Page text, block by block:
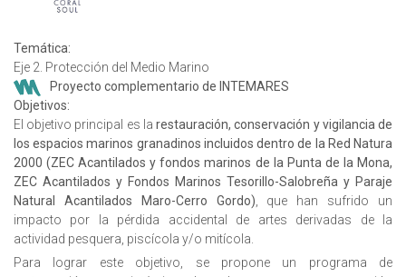
Temática:
Eje 2. Protección del Medio Marino
Proyecto complementario de INTEMARES
Objetivos:
El objetivo principal es la restauración, conservación y vigilancia de
los espacios marinos granadinos incluidos dentro de la Red Natura
2000 (ZEC Acantilados y fondos marinos de la Punta de la Mona,
ZEC Acantilados y Fondos Marinos Tesorillo-Salobreña y Paraje
Natural Acantilados Maro-Cerro Gordo) , que han sufrido un
impacto por la pérdida accidental de artes derivadas de la
actividad pesquera, piscícola y/o mitícola.
Para lograr este objetivo, se propone un programa de